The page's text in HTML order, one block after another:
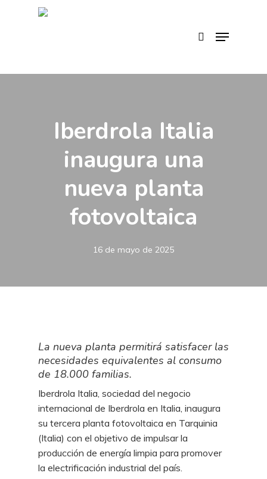
Menu
Iberdrola Italia
inaugura una
nueva planta
fotovoltaica
16 de mayo de 2025
La nueva planta permitirá satisfacer las
necesidades equivalentes al consumo
de 18.000 familias.
Iberdrola Italia, sociedad del negocio
internacional de Iberdrola en Italia, inaugura
su tercera planta fotovoltaica en Tarquinia
(Italia) con el objetivo de impulsar la
producción de energía limpia para promover
la electrificación industrial del país.